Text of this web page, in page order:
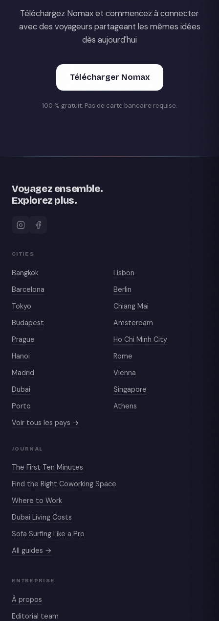
Téléchargez Nomax et commencez à connecter
avec des voyageurs partageant les mêmes idées
dès aujourd'hui
Télécharger Nomax
100 % gratuit. Pas de carte bancaire requise.
Voyagez ensemble.
Explorez plus.
CITIES
Bangkok
Lisbon
Barcelona
Berlin
Tokyo
Chiang Mai
Budapest
Amsterdam
Prague
Ho Chi Minh City
Hanoi
Rome
Madrid
Vienna
Dubai
Singapore
Porto
Athens
Voir tous les pays →
JOURNAL
The First Ten Minutes
Find the Right Coworking Space
Where to Work
Dubai Living Costs
Sofa Surfing Like a Pro
All guides →
ENTREPRISE
À propos
Editorial team